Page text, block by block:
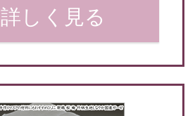
詳しく見る